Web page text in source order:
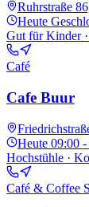
Ruhrstraße
Heute
Gut für Kinder
Café
Cafe Buur
Heute 09:00
Hochstühle ·
Café & Coffee